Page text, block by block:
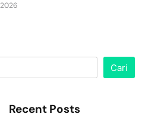
Cari
Recent Posts